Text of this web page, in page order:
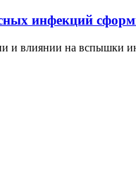
инфекций
и влиянии на вспышки